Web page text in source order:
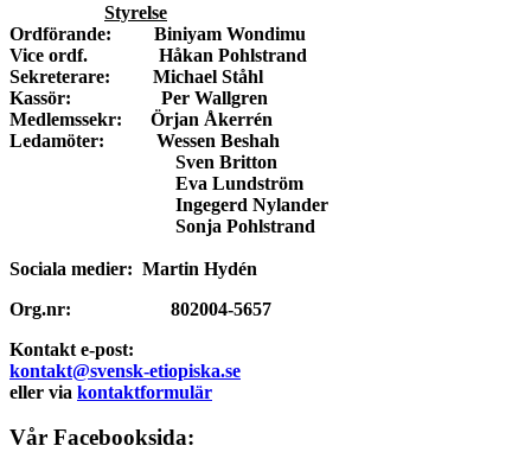
Styrelse
Ordförande: Biniyam Wondimu
Vice ordf. Håkan Pohlstrand
Sekreterare: Michael Ståhl
Kassör: Per Wallgren
Medlemssekr: Örjan Åkerrén
Ledamöter: Wessen Beshah
Sven Britton
Eva Lundström
Ingegerd Nylander
Sonja Pohlstrand
Sociala medier: Martin Hydén
Org.nr: 802004-5657
Kontakt e-post:
kontakt@svensk-etiopiska.se
eller via kontaktformulär
Vår Facebooksida: